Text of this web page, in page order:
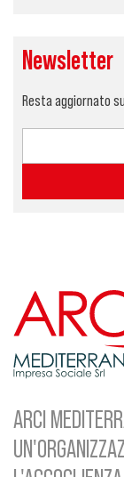
Newsletter
Resta aggiornato
ARCI